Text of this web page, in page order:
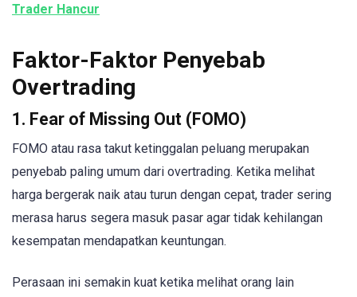
Trader Hancur
Faktor-Faktor Penyebab
Overtrading
1. Fear of Missing Out (FOMO)
FOMO atau rasa takut ketinggalan peluang merupakan
penyebab paling umum dari overtrading. Ketika melihat
harga bergerak naik atau turun dengan cepat, trader sering
merasa harus segera masuk pasar agar tidak kehilangan
kesempatan mendapatkan keuntungan.
Perasaan ini semakin kuat ketika melihat orang lain